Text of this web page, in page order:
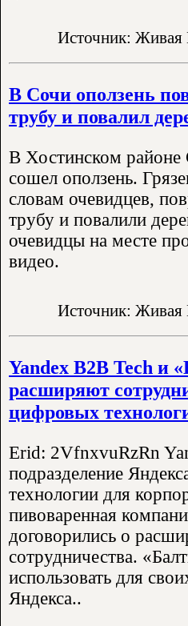
Источник: Живая
В Сочи оползень
трубу и повалил
В Хостинском районе
сошел оползень.
словам очевидцев,
трубу и повалили
очевидцы на месте
видео.
Источник: Живая
Yandex B2B Tech и
расширяют
цифровых
Erid: 2VfnxvuRzRn
подразделение
технологии для
пивоваренная
договорились о
сотрудничества.
использовать для
Яндекса..